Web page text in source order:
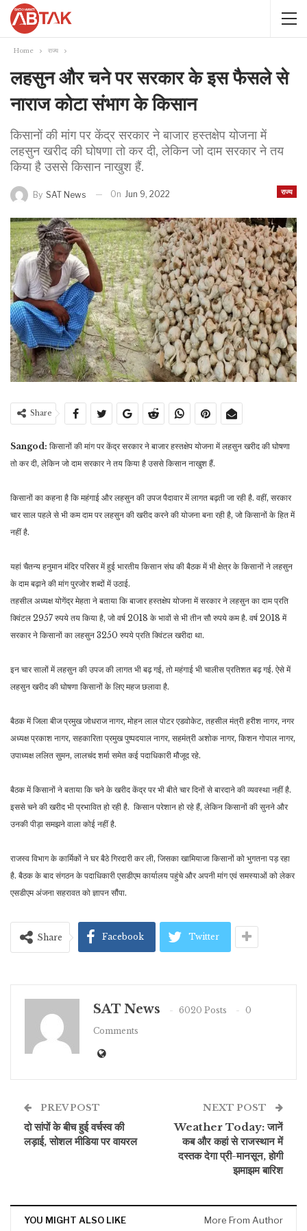
Home राज्य
लहसुन और चने पर सरकार के इस फैसले से
नाराज कोटा संभाग के किसान
किसानों की मांग पर केंद्र सरकार ने बाजार हस्तक्षेप योजना में
लहसुन खरीद की घोषणा तो कर दी, लेकिन जो दाम सरकार ने तय
किया है उससे किसान नाखुश हैं.
राज्य
By SAT News On Jun 9, 2022
Share
Sangod: किसानों की मांग पर केंद्र सरकार ने बाजार हस्तक्षेप योजना में लहसुन खरीद की घोषणा
तो कर दी, लेकिन जो दाम सरकार ने तय किया है उससे किसान नाखुश हैं.
किसानों का कहना है कि महंगाई और लहसुन की उपज पैदावार में लागत बढ़ती जा रही है. वहीं, सरकार
चार साल पहले से भी कम दाम पर लहसुन की खरीद करने की योजना बना रही है, जो किसानों के हित में
नहीं है.
यहां चैतन्य हनुमान मंदिर परिसर में हुई भारतीय किसान संघ की बैठक में भी क्षेत्र के किसानों ने लहसुन
के दाम बढ़ाने की मांग पुरजोर शब्दों में उठाई.
तहसील अध्यक्ष योगेंद्र मेहता ने बताया कि बाजार हस्तक्षेप योजना में सरकार ने लहसुन का दाम प्रति
क्विंटल 2957 रुपये तय किया है, जो वर्ष 2018 के भावों से भी तीन सौ रुपये कम है. वर्ष 2018 में
सरकार ने किसानों का लहसुन 3250 रुपये प्रति क्विंटल खरीदा था.
इन चार सालों में लहसुन की उपज की लागत भी बढ़ गई, तो महंगाई भी चालीस प्रतिशत बढ़ गई. ऐसे में
लहसुन खरीद की घोषणा किसानों के लिए महज छलावा है.
बैठक में जिला बीज प्रमुख जोधराज नागर, मोहन लाल पोटर एडवोकेट, तहसील मंत्री हरीश नागर, नगर
अध्यक्ष प्रकाश नागर, सहकारिता प्रमुख पुष्पदयाल नागर, सहमंत्री अशोक नागर, किशन गोपाल नागर,
उपाध्यक्ष ललित सुमन, लालचंद शर्मा समेत कई पदाधिकारी मौजूद रहे.
बैठक में किसानों ने बताया कि चने के खरीद केंद्र पर भी बीते चार दिनों से बारदाने की व्यवस्था नहीं है.
इससे चने की खरीद भी प्रभावित हो रही है. किसान परेशान हो रहे हैं, लेकिन किसानों की सुनने और
उनकी पीड़ा समझने वाला कोई नहीं है.
राजस्व विभाग के कार्मिकों ने घर बैठे गिरदारी कर ली, जिसका खामियाजा किसानों को भुगतना पड़ रहा
है. बैठक के बाद संगठन के पदाधिकारी एसडीएम कार्यालय पहुंचे और अपनी मांग एवं समस्याओं को लेकर
एसडीएम अंजना सहरावत को ज्ञापन सौंपा.
Share Facebook Twitter
SAT News 6020 Posts
0
Comments
PREV POST
दो सांपों के बीच हुई वर्चस्व की
लड़ाई, सोशल मीडिया पर वायरल
NEXT POST
Weather Today: जानें
कब और कहां से राजस्थान में
दस्तक देगा प्री-मानसून, होगी
झमाझम बारिश
YOU MIGHT ALSO LIKE More From Author